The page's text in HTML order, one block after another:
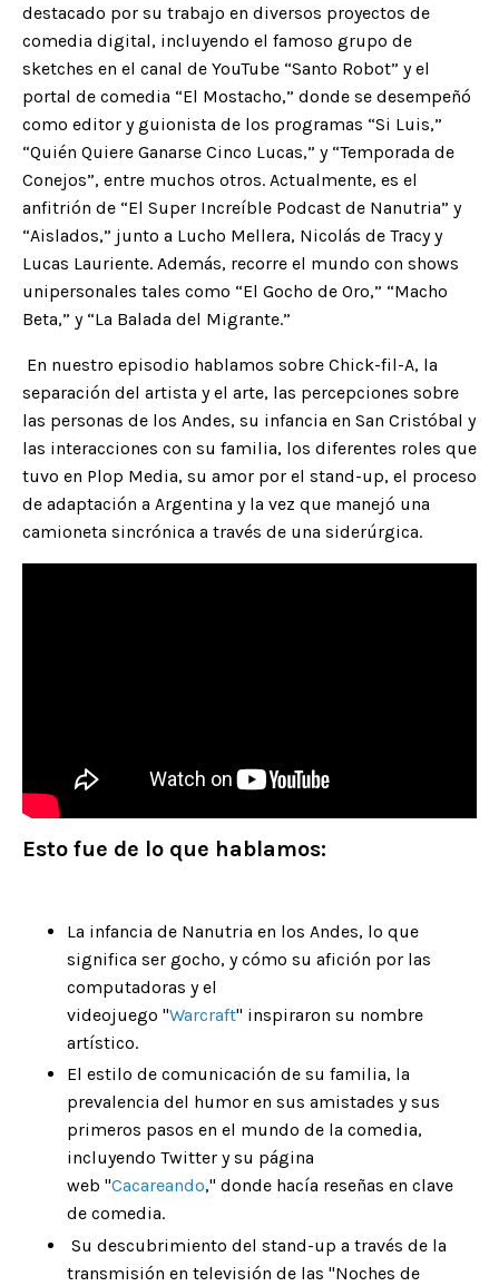
destacado por su trabajo en diversos proyectos de
comedia digital, incluyendo el famoso grupo de
sketches en el canal de YouTube “Santo Robot” y el
portal de comedia “El Mostacho,” donde se desempeñó
como editor y guionista de los programas “Si Luis,”
“Quién Quiere Ganarse Cinco Lucas,” y “Temporada de
Conejos”, entre muchos otros. Actualmente, es el
anfitrión de “El Super Increíble Podcast de Nanutria” y
“Aislados,” junto a Lucho Mellera, Nicolás de Tracy y
Lucas Lauriente. Además, recorre el mundo con shows
unipersonales tales como “El Gocho de Oro,” “Macho
Beta,” y “La Balada del Migrante.”
En nuestro episodio hablamos sobre Chick-fil-A, la
separación del artista y el arte, las percepciones sobre
las personas de los Andes, su infancia en San Cristóbal y
las interacciones con su familia, los diferentes roles que
tuvo en Plop Media, su amor por el stand-up, el proceso
de adaptación a Argentina y la vez que manejó una
camioneta sincrónica a través de una siderúrgica.
Esto fue de lo que hablamos:
La infancia de Nanutria en los Andes, lo que
significa ser gocho, y cómo su afición por las
computadoras y el
videojuego "Warcraft" inspiraron su nombre
artístico.
El estilo de comunicación de su familia, la
prevalencia del humor en sus amistades y sus
primeros pasos en el mundo de la comedia,
incluyendo Twitter y su página
web "Cacareando," donde hacía reseñas en clave
de comedia.
Su descubrimiento del stand-up a través de la
transmisión en televisión de las "Noches de